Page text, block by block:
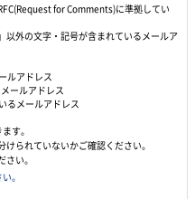
for Comments)に準拠してい
以外の文字・記号が含まれているメールア
ルアドレス
ールアドレス
るメールアドレス
す。
られていないかご確認ください。
い。
。